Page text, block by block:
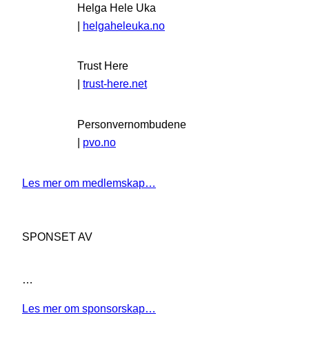
Helga Hele Uka
| helgaheleuka.no
Trust Here
trust-here.net
Personvernombudene
| pvo.no
Les mer om medlemskap…
SPONSET AV
…
Les mer om sponsorskap…